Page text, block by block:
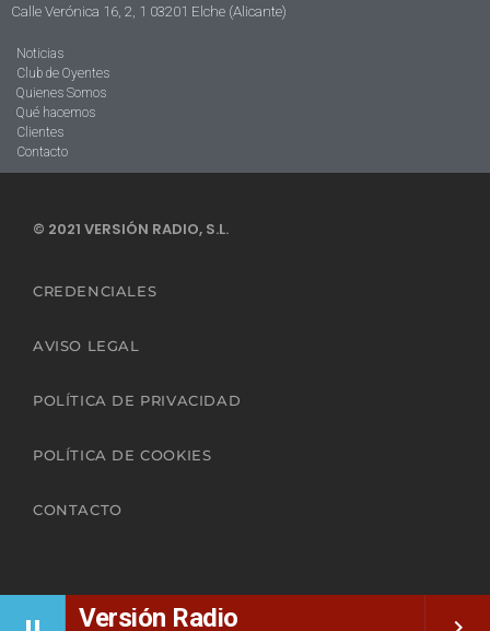
Versión Radio
Calle Verónica 16, 2, 1 03201 Elche (Alicante)
Noticias
Club de Oyentes
Quienes Somos
Qué hacemos
Clientes
Contacto
© 2021 VERSIÓN RADIO, S.L.
CREDENCIALES
AVISO LEGAL
POLÍTICA DE PRIVACIDAD
POLÍTICA DE COOKIES
CONTACTO